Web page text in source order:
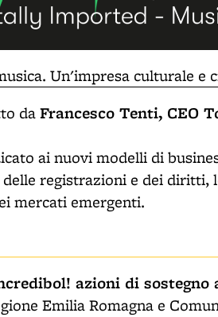
Un'impresa culturale e
daFrancesco Tenti, CEO
ai nuovi modelli di
registrazioni e dei diritti,
mercati emergenti.
azioni di
Emilia Romagna e